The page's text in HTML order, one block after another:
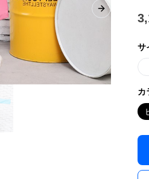
Next slide
サ
カ